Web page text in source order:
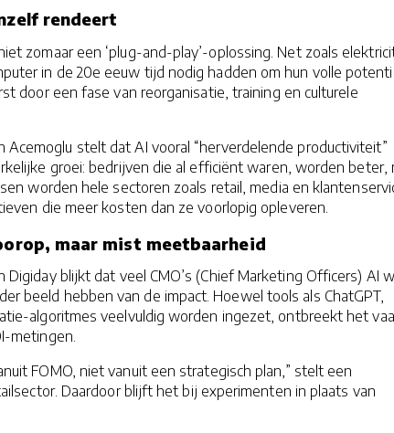
rendeert
zomaar een ‘plug-and-play’-oplossing. Net zoals
in de 20e eeuw tijd nodig hadden om hun volle
door een fase van reorganisatie, training en culturele
Acemoglu stelt dat AI vooral “herverdelende productiviteit”
groei: bedrijven die al efficiënt waren, worden beter,
worden hele sectoren zoals retail, media en
die meer kosten dan ze voorlopig opleveren.
maar mist meetbaarheid
blijkt dat veel CMO’s (Chief Marketing Officers) AI
beeld hebben van de impact. Hoewel tools als ChatGPT,
algoritmes veelvuldig worden ingezet, ontbreekt het
metingen.
FOMO, niet vanuit een strategisch plan,” stelt een
Daardoor blijft het bij experimenten in plaats van